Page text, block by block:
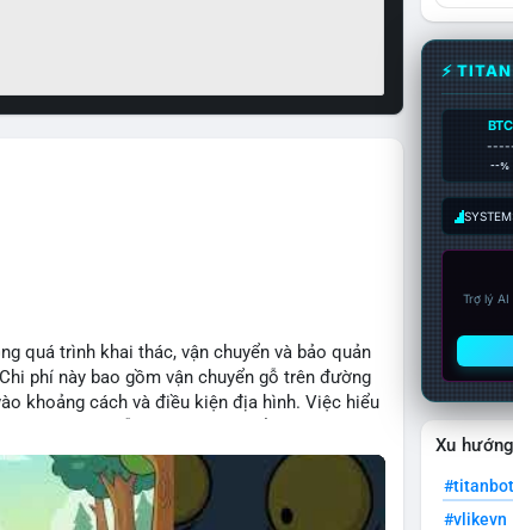
quá trình khai thác, vận chuyển và bảo quản
phí này bao gồm vận chuyển gỗ trên đường
khoảng cách và điều kiện địa hình. Việc hiểu
⚡
BTC
--%
Trợ lý
Xu
#titanbot
#vlikevn